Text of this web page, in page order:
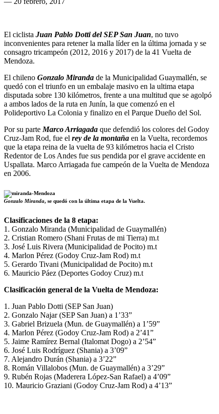
El ciclista Juan Pablo Dotti del SEP San Juan, no tuvo
inconvenientes para retener la malla líder en la última jornada y se
consagro tricampeón (2012, 2016 y 2017) de la 41 Vuelta de
Mendoza.
El chileno Gonzalo Miranda de la Municipalidad Guaymallén, se
quedó con el triunfo en un embalaje masivo en la ultima etapa
disputada sobre 130 kilómetros, frente a una multitud que se agolpó
a ambos lados de la ruta en Junín, la que comenzó en el
Polideportivo La Colonia y finalizo en el Parque Dueño del Sol.
Por su parteMarco Arriagada que defendió los colores del Godoy
Cruz-Jam Rod, fue el rey de la montaña en la Vuelta, recordemos
que la etapa reina de la vuelta de 93 kilómetros hacia el Cristo
Redentor de Los Andes fue sus pendida por el grave accidente en
Uspallata. Marco Arriagada fue campeón de la Vuelta de Mendoza
en 2006.
Gonzalo Miranda, se quedó con la última etapa de la Vuelta.
Clasificaciones de la 8 etapa:
1. Gonzalo Miranda (Municipalidad de Guaymallén)
2. Cristian Romero (Shani Frutas de mi Tierra) m.t
3. José Luis Rivera (Municipalidad de Pocito) m.t
4. Marlon Pérez (Godoy Cruz-Jam Rod) m.t
5. Gerardo Tivani (Municipalidad de Pocito) m.t
6. Mauricio Páez (Deportes Godoy Cruz) m.t
Clasificación general de la Vuelta de Mendoza:
1. Juan Pablo Dotti (SEP San Juan)
2. Gonzalo Najar (SEP San Juan) a 1’33”
3. Gabriel Brizuela (Mun. de Guaymallén) a 1’59”
4. Marlon Pérez (Godoy Cruz-Jam Rod) a 2’41”
5. Jaime Ramírez Bernal (Italomat Dogo) a 2’54”
6. José Luis Rodríguez (Shania) a 3’09”
7. Alejandro Durán (Shania) a 3’22”
8. Román Villalobos (Mun. de Guaymallén) a 3’29”
9. Rubén Rojas (Maderera López-San Rafael) a 4’09”
10. Mauricio Graziani (Godoy Cruz-Jam Rod) a 4’13”